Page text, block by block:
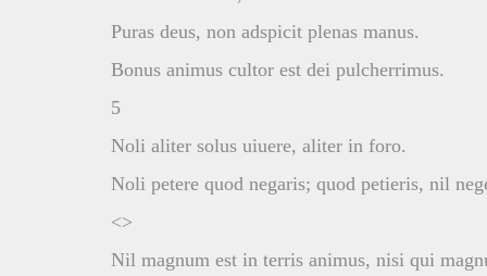
Puras deus, non adspicit plenas manus.
Bonus animus cultor est dei pulcherrimus.
5
Noli aliter solus uiuere, aliter in foro.
Noli petere quod negaris; quod petieris, nil
<>
Nil magnum est in terris animus, nisi qui